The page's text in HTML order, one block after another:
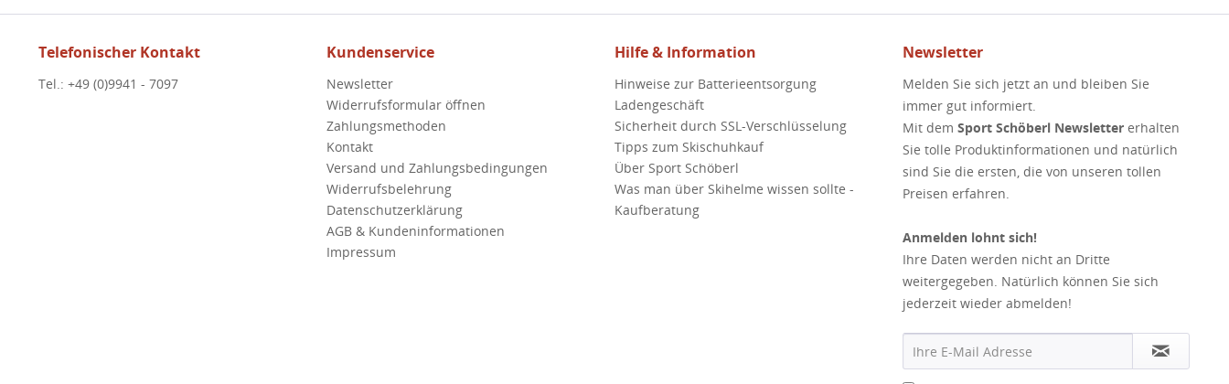
Telefonischer Kontakt
Tel.: +49 (0)9941 - 7097
Kundenservice
Newsletter
Widerrufsformular öffnen
Zahlungsmethoden
Kontakt
Versand und Zahlungsbedingungen
Widerrufsbelehrung
Datenschutzerklärung
AGB & Kundeninformationen
Impressum
Hilfe & Information
Hinweise zur Batterieentsorgung
Ladengeschäft
Sicherheit durch SSL-Verschlüsselung
Tipps zum Skischuhkauf
Über Sport Schöberl
Was man über Skihelme wissen sollte -
Kaufberatung
Newsletter
Melden Sie sich jetzt an und bleiben Sie
immer gut informiert.
Mit dem Sport Schöberl Newsletter erhalten
Sie tolle Produktinformationen und natürlich
sind Sie die ersten, die von unseren tollen
Preisen erfahren.
Anmelden lohnt sich!
Ihre Daten werden nicht an Dritte
weitergegeben. Natürlich können Sie sich
jederzeit wieder abmelden!